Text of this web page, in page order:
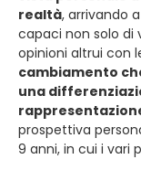
realtà, arrivando
capaci non solo
opinioni altrui con
cambiamento
una
prospettiva
9 anni, in cui i vari